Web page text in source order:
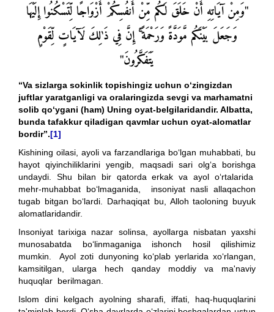
"وَمِنْ آيَاتِهِ أَنْ خَلَقَ لَكُم مِّنْ أَنفُسِكُمْ أَزْوَاجًا لِّتَسْكُنُوا إِلَيْهَا
وَجَعَلَ بَيْنَكُم مَّوَدَّةً وَرَحْمَةًإِنَّ فِي ذَٰلِكَ لَآيَاتٍ لِّقَوْمٍ
يَتَفَكَّرُونَ"
“Va sizlarga sokinlik topishingiz uchun o‘zingizdan
juftlar yaratganligi va oralaringizda sevgi va marhamatni
solib qo‘ygani (ham) Uning oyat-belgilaridandir. Albatta,
bunda tafakkur qiladigan qavmlar uchun oyat-alomatlar
bordir”.[1]
Kishining oilasi, ayoli va farzandlariga bo‘lgan muhabbati, bu
hayot qiyinchiliklarini yengib, maqsadi sari olg‘a borishga
undaydi. Shu bilan bir qatorda erkak va ayol o‘rtalarida
mehr-muhabbat bo‘lmaganida, insoniyat nasli allaqachon
tugab bitgan bo‘lardi. Darhaqiqat bu, Alloh taoloning buyuk
alomatlaridandir.
Insoniyat tarixiga nazar solinsa, ayollarga nisbatan yaxshi
munosabatda bo‘linmaganiga ishonch hosil qilishimiz
mumkin. Ayol zoti dunyoning ko‘plab yerlarida xo‘rlangan,
kamsitilgan, ularga hech qanday moddiy va ma'naviy
huquqlar berilmagan.
Islom dini kelgach ayolning sharafi, iffati, haq-huquqlarini